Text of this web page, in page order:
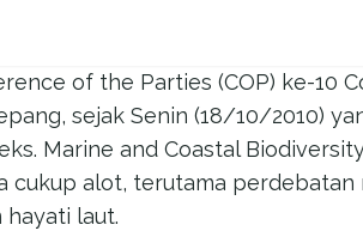
of the Parties (COP) ke-10
sejak Senin (18/10/2010)
Marine and Coastal
cukup alot, terutama perdebatan
hayati laut.